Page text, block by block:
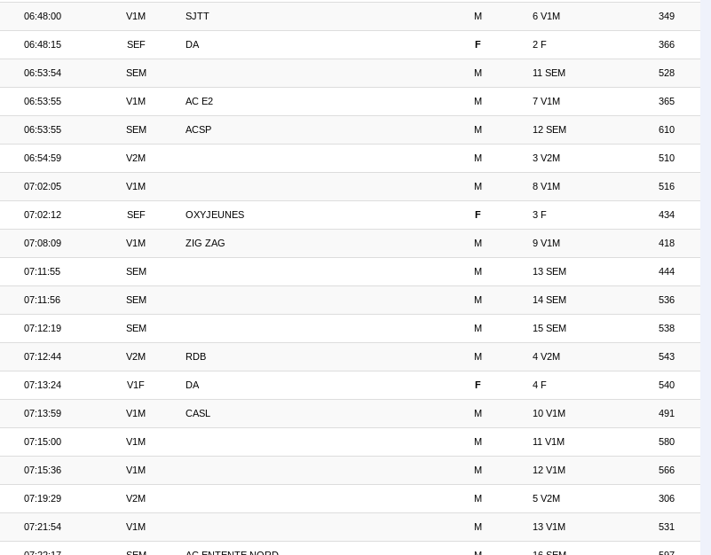
06:48:00 V1M SJTT M 6 V1M 349
06:48:15 SEF DA F 2 F 366
06:53:54 SEM M 11 SEM 528
06:53:55 V1M AC E2 M 7 V1M 365
06:53:55 SEM ACSP M 12 SEM 610
06:54:59 V2M M 3 V2M 510
07:02:05 V1M M 8 V1M 516
07:02:12 SEF OXYJEUNES F 3 F 434
07:08:09 V1M ZIG ZAG M 9 V1M 418
07:11:55 SEM M 13 SEM 444
07:11:56 SEM M 14 SEM 536
07:12:19 SEM M 15 SEM 538
07:12:44 V2M RDB M 4 V2M 543
07:13:24 V1F DA F 4 F 540
07:13:59 V1M CASL M 10 V1M 491
07:15:00 V1M M 11 V1M 580
07:15:36 V1M M 12 V1M 566
07:19:29 V2M M 5 V2M 306
07:21:54 V1M M 13 V1M 531